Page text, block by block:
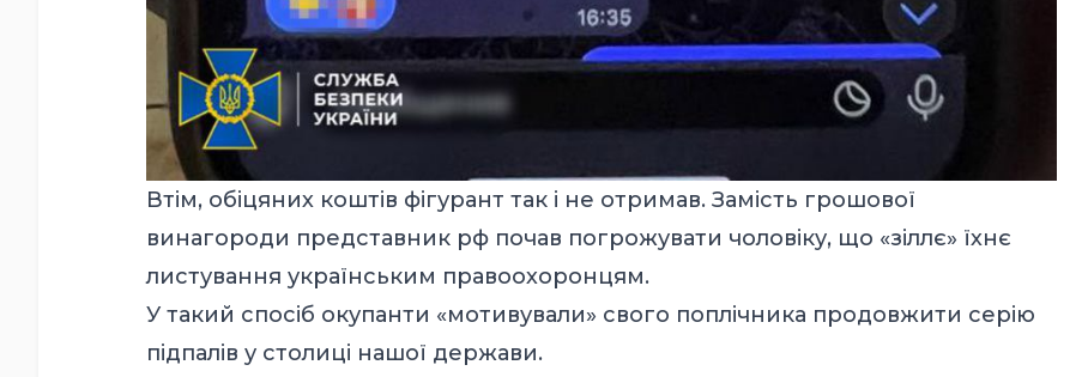
Втім, обіцяних коштів фігурант так і не отримав. Замість грошової
винагороди представник рф почав погрожувати чоловіку, що «зіллє» їхнє
листування українським правоохоронцям.
У такий спосіб окупанти «мотивували» свого поплічника продовжити серію
підпалів у столиці нашої держави.